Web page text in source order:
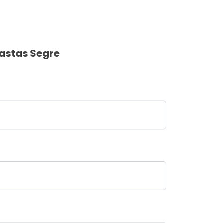
Segre